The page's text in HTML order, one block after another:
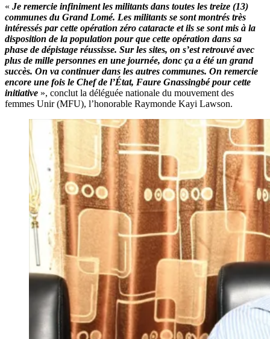
« Je remercie infiniment les militants dans toutes les treize (13)
communes du Grand Lomé. Les militants se sont montrés très
intéressés par cette opération zéro cataracte et ils se sont mis à la
disposition de la population pour que cette opération dans sa
phase de dépistage réussisse. Sur les sites, on s’est retrouvé avec
plus de mille personnes en une journée, donc ça a été un grand
succès. On va continuer dans les autres communes. On remercie
encore une fois le Chef de l’État, Faure Gnassingbé pour cette
initiative », conclut la déléguée nationale du mouvement des
femmes Unir (MFU), l’honorable Raymonde Kayi Lawson.